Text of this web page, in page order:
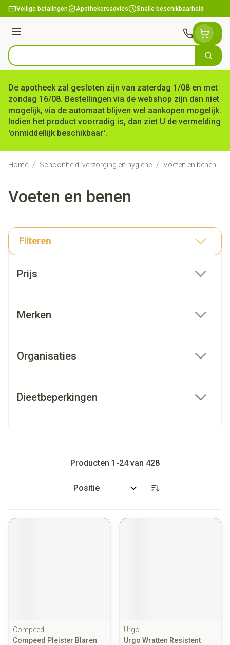
Ga naar de inhoud
Veilige betalingen Apothekersadvies Snelle beschikbaarheid
Menu
Product, merk, categorie... Zoek
De apotheek zal gesloten zijn van zaterdag 1/08 en met
zondag 16/08. Bestellingen via de webshop zijn dan niet
mogelijk, via de automaat blijven wel aankopen mogelijk.
Indien het product voorradig is, dan ziet U de vermelding
'onmiddellijk beschikbaar'.
Home / Schoonheid, verzorging en hygiëne / Voeten en benen
Voeten en benen
Filteren
Prijs
Merken
Organisaties
Dieetbeperkingen
Producten 1 -24van 428
Sorteer op:
Compeed
Compeed Pleister Blaren
Urgo
Urgo Wratten Resistent